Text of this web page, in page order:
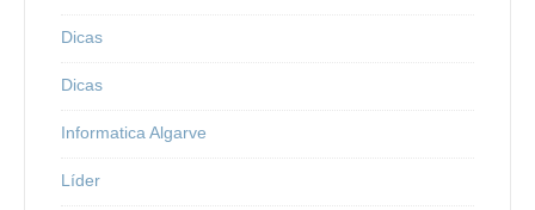
Dicas
Dicas
Informatica Algarve
Líder